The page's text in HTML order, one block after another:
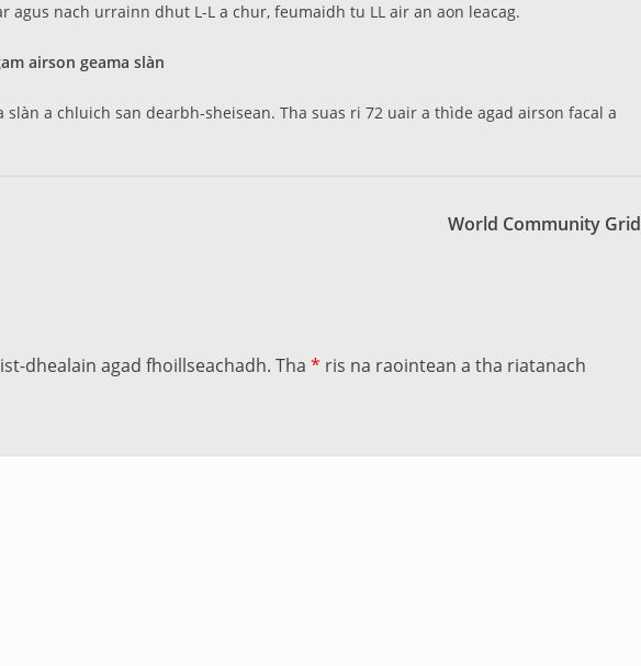
agus nach urrainn dhut L-L a chur, feumaidh tu LL air an aon leacag.
airson geama slàn
slàn a chluich san dearbh-sheisean. Tha suas ri 72 uair a thìde agad airson facal a
World Community Grid
dhealain agad fhoillseachadh. Tha * ris na raointean a tha riatanach